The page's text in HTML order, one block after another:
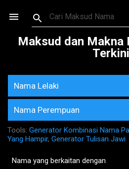
Skip to main
Maksud dan Makna
Terkini
Nama Lelaki
Nama Perempuan
Tools: Generator Kombinasi Nama
Yang Hampir, Generator Tulisan Jawi
Nama yang berkaitan dengan